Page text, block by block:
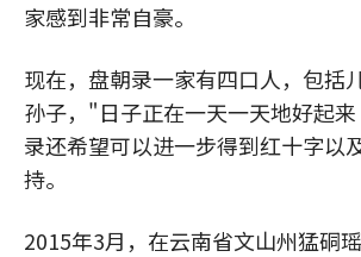
家感到非常自豪。
现在，盘朝录一家有四口人，包括
孙子，"日子正在一天一天地好起
录还希望可以进一步得到红十字以
持。
2015年3月，在云南省文山州猛硐